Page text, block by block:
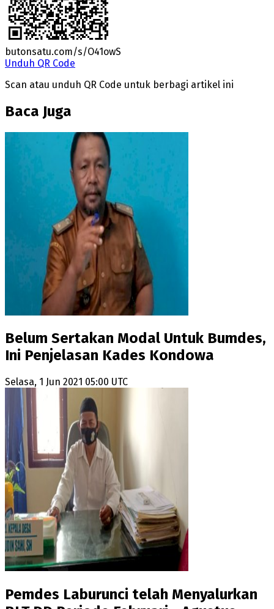
butonsatu.com/s/O41owS
Unduh QR Code
Scan atau unduh QR Code untuk berbagi artikel ini
Baca Juga
Belum Sertakan Modal Untuk Bumdes,
Ini Penjelasan Kades Kondowa
Selasa, 1 Jun 2021 05:00 UTC
Pemdes Laburunci telah Menyalurkan